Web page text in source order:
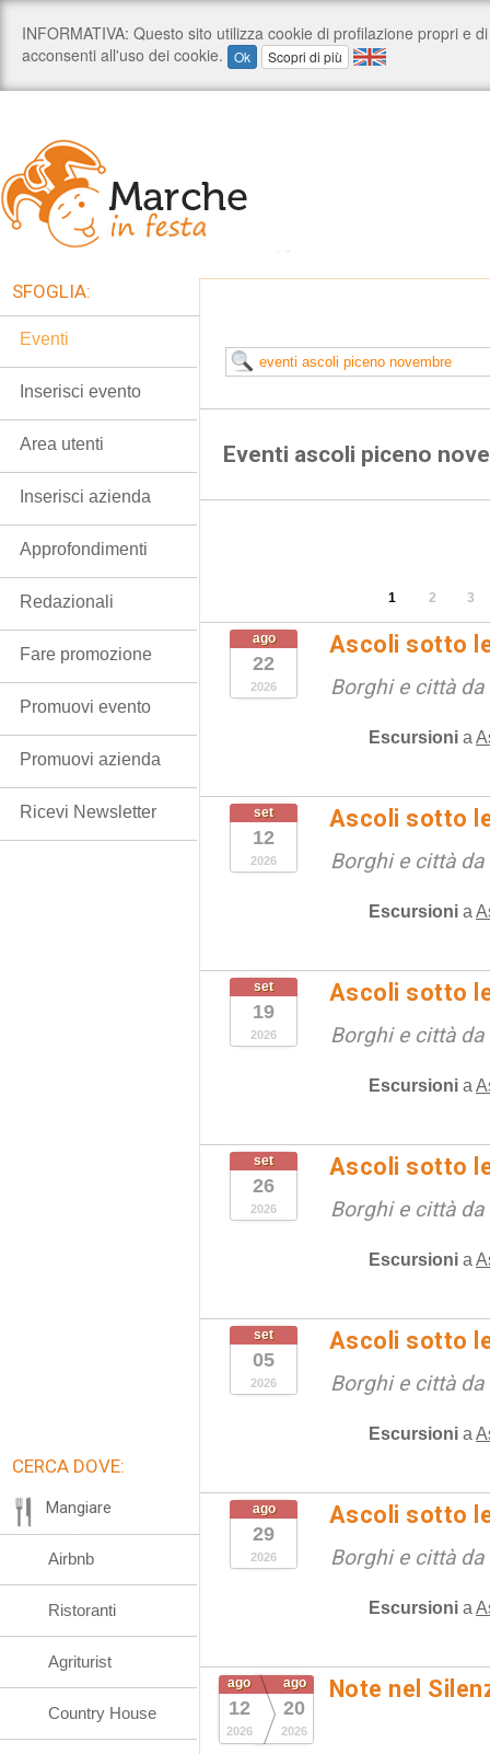
Eventi ascoli piceno
1 2 3
ago
22
2026
Ascoli sotto
Borghi e città
Escursioni a
set
12
2026
Ascoli sotto
Borghi e città
Escursioni a
set
19
2026
Ascoli sotto
Borghi e città
Escursioni a
set
26
2026
Ascoli sotto
Borghi e città
Escursioni a
set
05
2026
Ascoli sotto
Borghi e città
Escursioni a
ago
29
2026
Ascoli sotto
Borghi e città
Escursioni a
ago
12
2026
ago
20
2026
Note nel
SFOGLIA:
Eventi
Inserisci evento
Area utenti
Inserisci azienda
Approfondimenti
Redazionali
Fare promozione
Promuovi evento
Promuovi azienda
Ricevi Newsletter
CERCA DOVE:
Mangiare
Airbnb
Ristoranti
Agriturist
Country House